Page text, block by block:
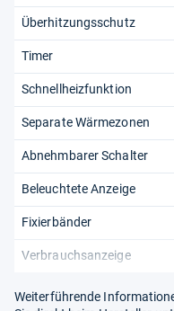
Überhitzungsschutz
Timer
Schnellheizfunktion
Separate Wärmezonen
Abnehmbarer Schalter
Beleuchtete Anzeige
Fixierbänder
Verbrauchsanzeige
Weiterführende